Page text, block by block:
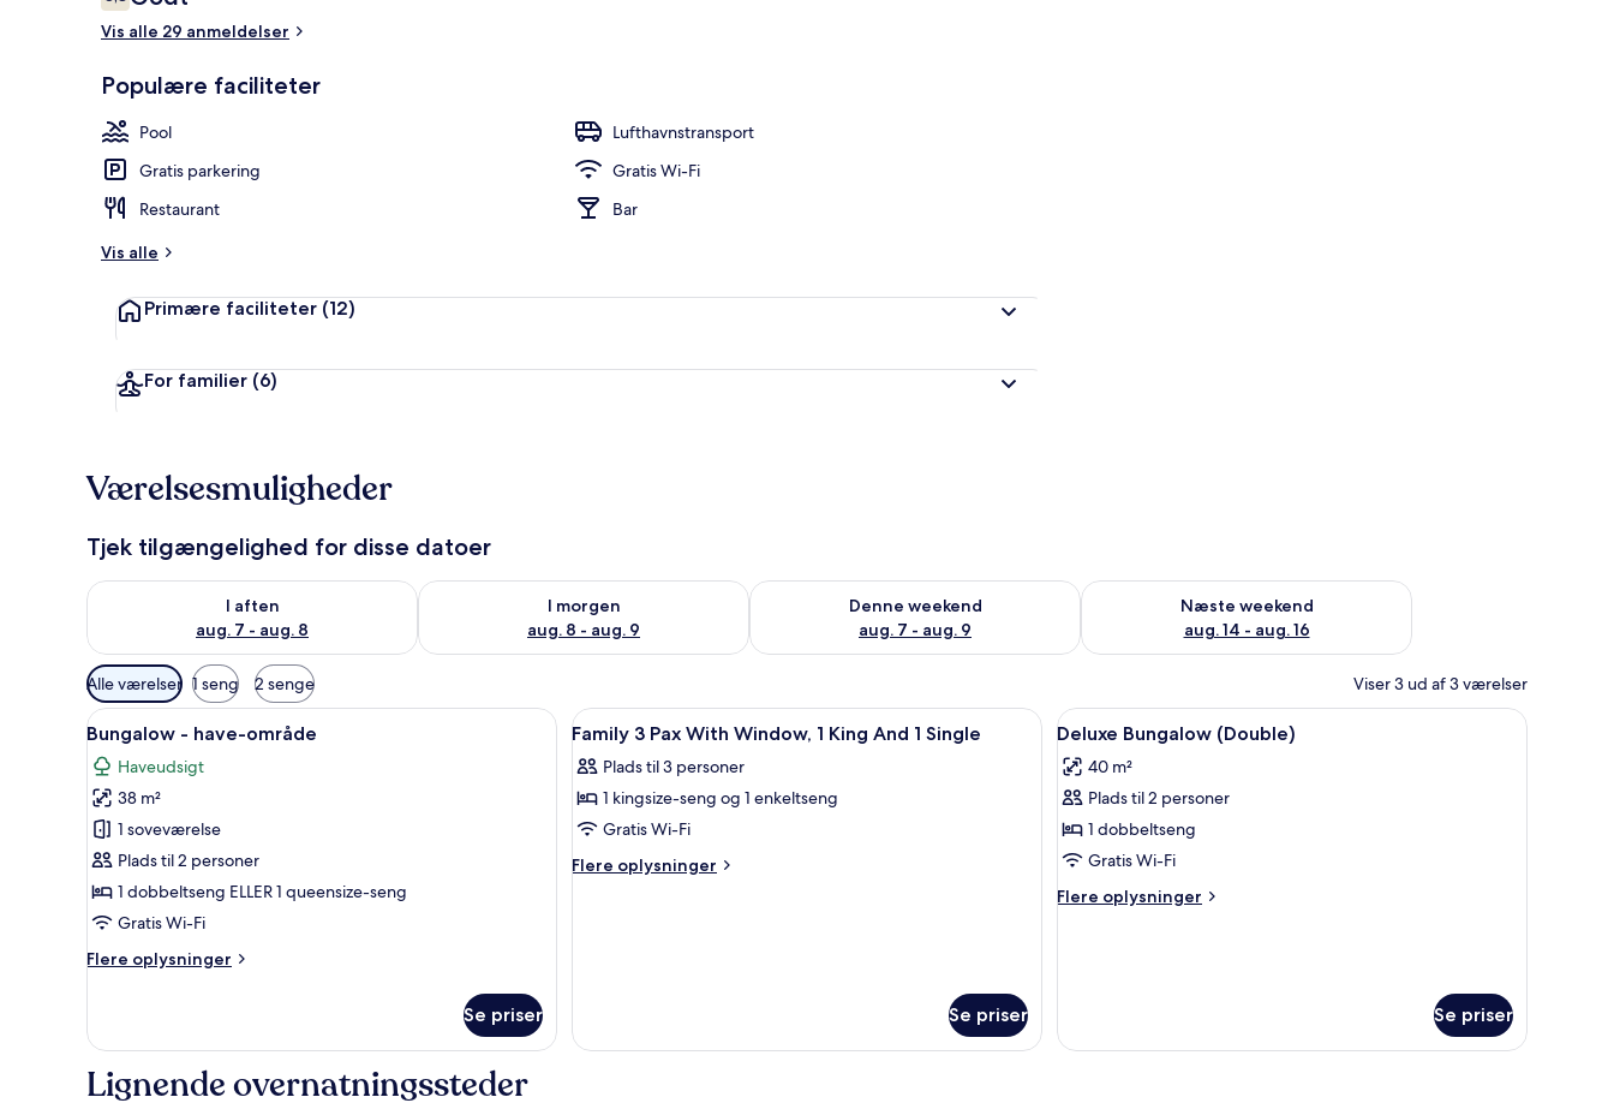
Vis alle 29 anmeldelser
Populære faciliteter
Pool
Lufthavnstransport
Gratis parkering
Gratis Wi-Fi
Restaurant
Bar
Vis alle
Primære faciliteter (12)
For familier (6)
Værelsesmuligheder
Tjek tilgængelighed for disse datoer
I aften
aug. 7 - aug. 8
Tjek tilgængelighed for i aften aug. 7 - aug. 8
I morgen
aug. 8 - aug. 9
Tjek tilgængelighed for i morgen aug. 8 - aug. 9
Denne weekend
aug. 7 - aug. 9
Tjek tilgængelighed for denne weekend aug. 7 - aug. 9
Næste weekend
aug. 14 - aug. 16
Tjek tilgængelighed for næste weekend aug. 14 - aug. 16
Tilgængelige
filtre
for
værelser
Alle værelser 1 seng 2 senge Viser 3 ud af 3 værelser
Indlæs
alle
billeder
af
Bungalow
-
have-
område
Et træhus med balkon, to vinduer og et tag af falset metal.
4
Bungalow - have-område
Haveudsigt
38 m²
1 soveværelse
Plads til 2 personer
1 dobbeltseng ELLER 1 queensize-seng
Gratis Wi-Fi
Flere oplysninger
Flere
-
område
Se priser
Indlæs
alle
billeder
af
Family
3
1
Premium-sengetøj, Select Comfort-senge, ekstra senge (tillægsgebyr)
1
Family 3 Pax With Window, 1 King And 1 Single
Plads til 3 personer
1 kingsize-seng og 1 enkeltseng
Gratis Wi-Fi
Flere oplysninger
Flere
1
King
Se priser
Indlæs
alle
billeder
af
Deluxe
Bungalow
(Double)
En stråtækt hytte med en træterrasse,
6
Deluxe Bungalow (Double)
40 m²
Plads til 2 personer
1 dobbeltseng
Gratis Wi-Fi
Flere oplysninger
Flere
Se priser
Lignende overnatningssteder